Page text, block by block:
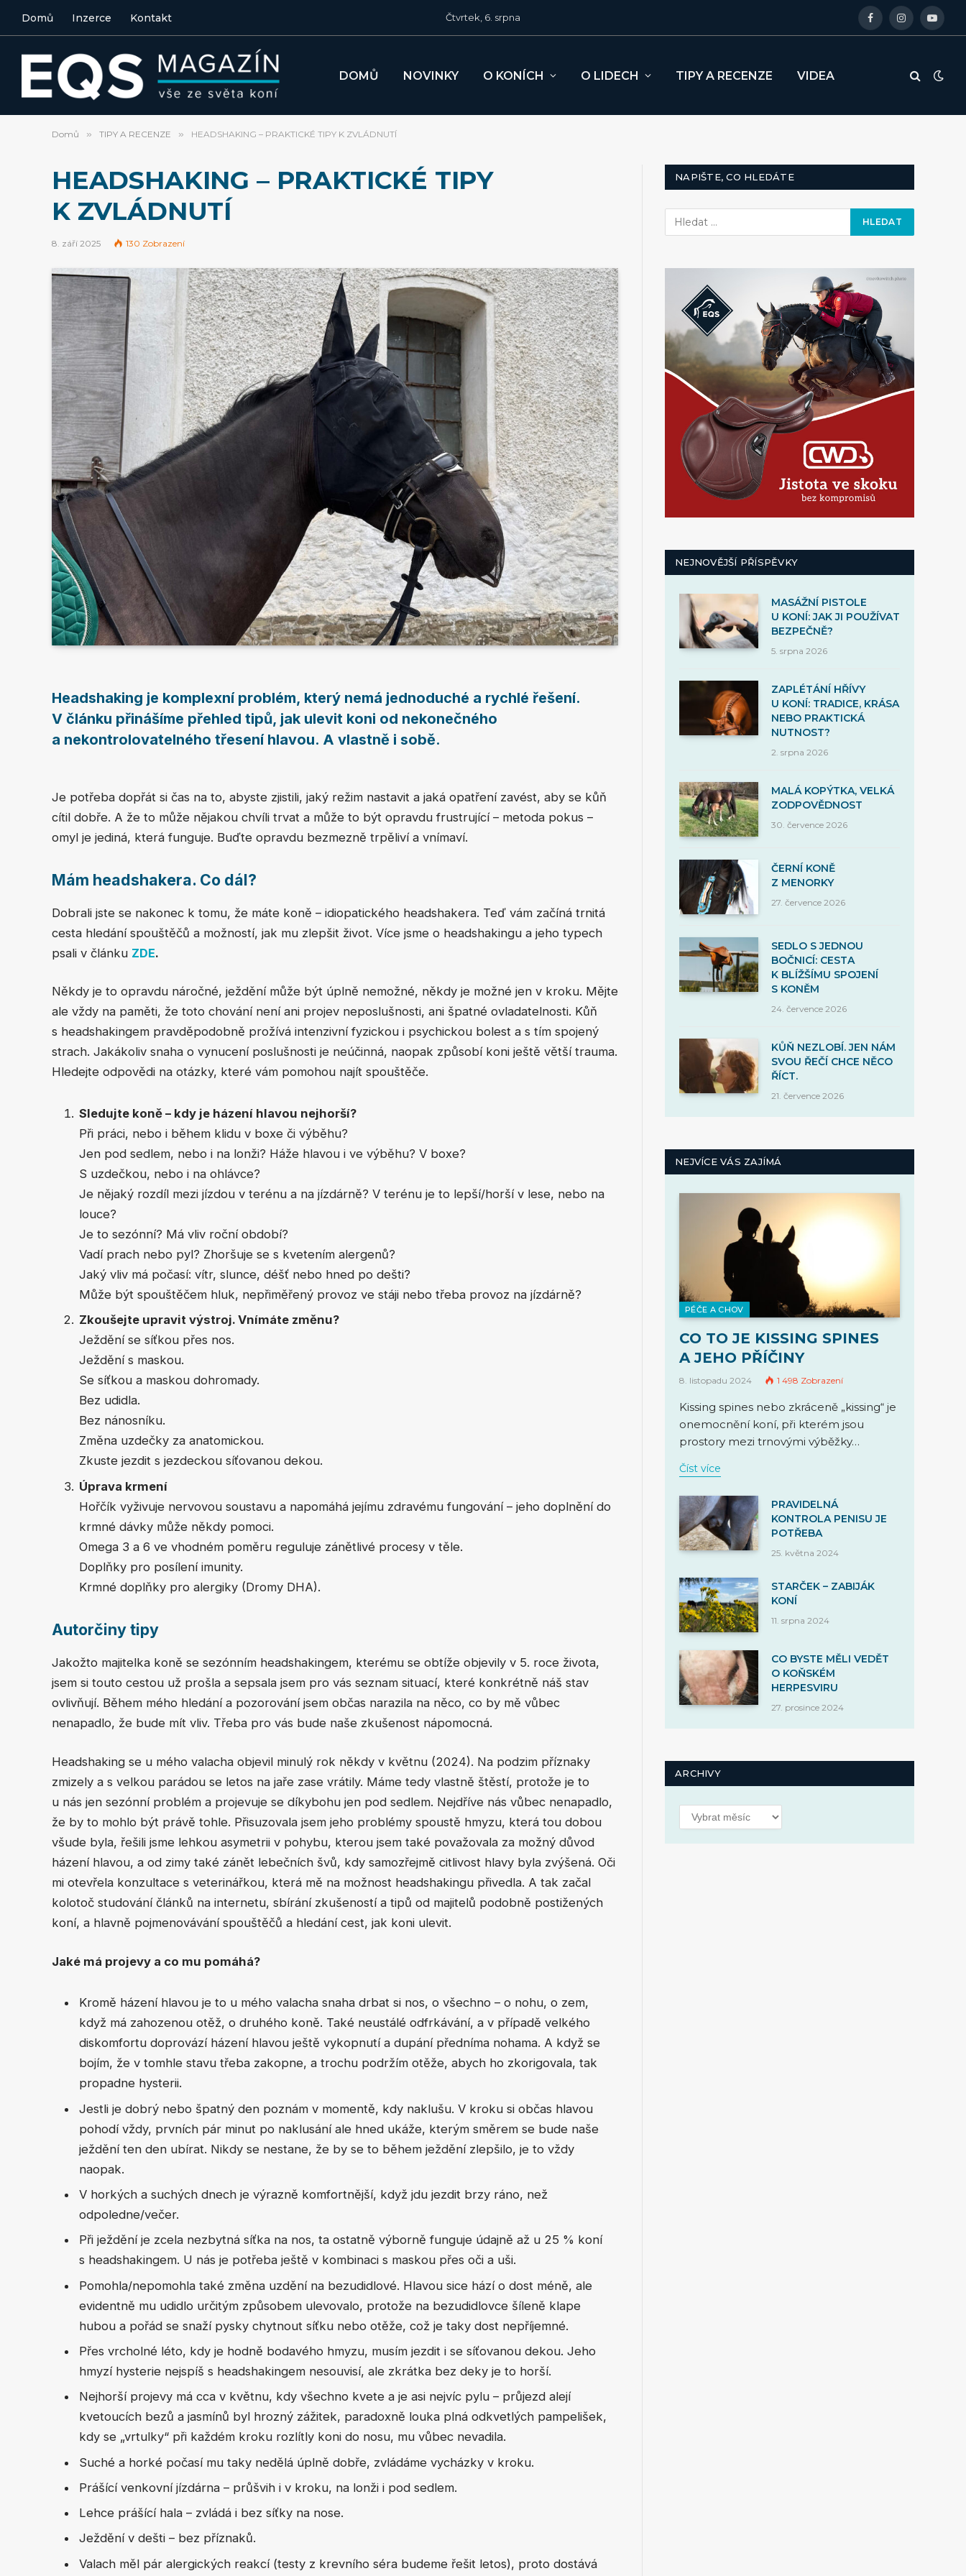
Domů Inzerce Kontakt Čtvrtek, 6. srpna FacebookInstagram
DOMŮ NOVINKY O KONÍCH O LIDECH TIPY A RECENZE VIDEA
Domů » TIPY A RECENZE » HEADSHAKING – PRAKTICKÉ TIPY K ZVLÁDNUTÍ
HEADSHAKING – PRAKTICKÉ TIPY
K ZVLÁDNUTÍ
8. září 2025 130 Zobrazení
Headshaking je komplexní problém, který nemá jednoduché a rychlé řešení.
V článku přinášíme přehled tipů, jak ulevit koni od nekonečného
a nekontrolovatelného třesení hlavou. A vlastně i sobě.
Je potřeba dopřát si čas na to, abyste zjistili, jaký režim nastavit a jaká opatření zavést, aby se kůň
cítil dobře. A že to může nějakou chvíli trvat a může to být opravdu frustrující – metoda pokus –
omyl je jediná, která funguje. Buďte opravdu bezmezně trpěliví a vnímaví.
Mám headshakera. Co dál?
Dobrali jste se nakonec k tomu, že máte koně – idiopatického headshakera. Teď vám začíná trnitá
cesta hledání spouštěčů a možností, jak mu zlepšit život. Více jsme o headshakingu a jeho typech
psali v článku ZDE.
Někdy je to opravdu náročné, ježdění může být úplně nemožné, někdy je možné jen v kroku. Mějte
ale vždy na paměti, že toto chování není ani projev neposlušnosti, ani špatné ovladatelnosti. Kůň
s headshakingem pravděpodobně prožívá intenzivní fyzickou i psychickou bolest a s tím spojený
strach. Jakákoliv snaha o vynucení poslušnosti je neúčinná, naopak způsobí koni ještě větší trauma.
Hledejte odpovědi na otázky, které vám pomohou najít spouštěče.
Sledujte koně – kdy je házení hlavou nejhorší?
Při práci, nebo i během klidu v boxe či výběhu?
Jen pod sedlem, nebo i na lonži? Háže hlavou i ve výběhu? V boxe?
S uzdečkou, nebo i na ohlávce?
Je nějaký rozdíl mezi jízdou v terénu a na jízdárně? V terénu je to lepší/horší v lese, nebo na
louce?
Je to sezónní? Má vliv roční období?
Vadí prach nebo pyl? Zhoršuje se s kvetením alergenů?
Jaký vliv má počasí: vítr, slunce, déšť nebo hned po dešti?
Může být spouštěčem hluk, nepřiměřený provoz ve stáji nebo třeba provoz na jízdárně?
Zkoušejte upravit výstroj. Vnímáte změnu?
Ježdění se síťkou přes nos.
Ježdění s maskou.
Se síťkou a maskou dohromady.
Bez udidla.
Bez nánosníku.
Změna uzdečky za anatomickou.
Zkuste jezdit s jezdeckou síťovanou dekou.
Úprava krmení
Hořčík vyživuje nervovou soustavu a napomáhá jejímu zdravému fungování – jeho doplnění do
krmné dávky může někdy pomoci.
Omega 3 a 6 ve vhodném poměru reguluje zánětlivé procesy v těle.
Doplňky pro posílení imunity.
Krmné doplňky pro alergiky (Dromy DHA).
Autorčiny tipy
Jakožto majitelka koně se sezónním headshakingem, kterému se obtíže objevily v 5. roce života,
jsem si touto cestou už prošla a sepsala jsem pro vás seznam situací, které konkrétně náš stav
ovlivňují. Během mého hledání a pozorování jsem občas narazila na něco, co by mě vůbec
nenapadlo, že bude mít vliv. Třeba pro vás bude naše zkušenost nápomocná.
Headshaking se u mého valacha objevil minulý rok někdy v květnu (2024). Na podzim příznaky
zmizely a s velkou parádou se letos na jaře zase vrátily. Máme tedy vlastně štěstí, protože je to
u nás jen sezónní problém a projevuje se díkybohu jen pod sedlem. Nejdříve nás vůbec nenapadlo,
že by to mohlo být právě tohle. Přisuzovala jsem jeho problémy spoustě hmyzu, která tou dobou
všude byla, řešili jsme lehkou asymetrii v pohybu, kterou jsem také považovala za možný důvod
házení hlavou, a od zimy také zánět lebečních švů, kdy samozřejmě citlivost hlavy byla zvýšená. Oči
mi otevřela konzultace s veterinářkou, která mě na možnost headshakingu přivedla. A tak začal
kolotoč studování článků na internetu, sbírání zkušeností a tipů od majitelů podobně postižených
koní, a hlavně pojmenovávání spouštěčů a hledání cest, jak koni ulevit.
Jaké má projevy a co mu pomáhá?
Kromě házení hlavou je to u mého valacha snaha drbat si nos, o všechno – o nohu, o zem,
když má zahozenou otěž, o druhého koně. Také neustálé odfrkávání, a v případě velkého
diskomfortu doprovází házení hlavou ještě vykopnutí a dupání předníma nohama. A když se
bojím, že v tomhle stavu třeba zakopne, a trochu podržím otěže, abych ho zkorigovala, tak
propadne hysterii.
Jestli je dobrý nebo špatný den poznám v momentě, kdy naklušu. V kroku si občas hlavou
pohodí vždy, prvních pár minut po naklusání ale hned ukáže, kterým směrem se bude naše
ježdění ten den ubírat. Nikdy se nestane, že by se to během ježdění zlepšilo, je to vždy
naopak.
V horkých a suchých dnech je výrazně komfortnější, když jdu jezdit brzy ráno, než
odpoledne/večer.
Při ježdění je zcela nezbytná síťka na nos, ta ostatně výborně funguje údajně až u 25 % koní
s headshakingem. U nás je potřeba ještě v kombinaci s maskou přes oči a uši.
Pomohla/nepomohla také změna uzdění na bezudidlové. Hlavou sice hází o dost méně, ale
evidentně mu udidlo určitým způsobem ulevovalo, protože na bezudidlovce šíleně klape
hubou a pořád se snaží pysky chytnout síťku nebo otěže, což je taky dost nepříjemné.
Přes vrcholné léto, kdy je hodně bodavého hmyzu, musím jezdit i se síťovanou dekou. Jeho
hmyzí hysterie nejspíš s headshakingem nesouvisí, ale zkrátka bez deky je to horší.
Nejhorší projevy má cca v květnu, kdy všechno kvete a je asi nejvíc pylu – průjezd alejí
kvetoucích bezů a jasmínů byl hrozný zážitek, paradoxně louka plná odkvetlých pampelišek,
kdy se „vrtulky“ při každém kroku rozlítly koni do nosu, mu vůbec nevadila.
Suché a horké počasí mu taky nedělá úplně dobře, zvládáme vycházky v kroku.
Prášící venkovní jízdárna – průšvih i v kroku, na lonži i pod sedlem.
Lehce prášící hala – zvládá i bez síťky na nose.
Ježdění v dešti – bez příznaků.
Valach měl pár alergických reakcí (testy z krevního séra budeme řešit letos), proto dostává
NAPIŠTE, CO HLEDÁTE
NEJNOVĚJŠÍ PŘÍSPĚVKY
MASÁŽNÍ PISTOLE
U KONÍ: JAK JI POUŽÍVAT
BEZPEČNĚ?
5. srpna 2026
ZAPLÉTÁNÍ HŘÍVY
U KONÍ: TRADICE, KRÁSA
NEBO PRAKTICKÁ
NUTNOST?
2. srpna 2026
MALÁ KOPÝTKA, VELKÁ
ZODPOVĚDNOST
30. července 2026
ČERNÍ KONĚ
Z MENORKY
27. července 2026
SEDLO S JEDNOU
BOČNICÍ: CESTA
K BLÍŽŠÍMU SPOJENÍ
S KONĚM
24. července 2026
KŮŇ NEZLOBÍ. JEN NÁM
SVOU ŘEČÍ CHCE NĚCO
ŘÍCT.
21. července 2026
NEJVÍCE VÁS ZAJÍMÁ
PÉČE A CHOV
CO TO JE KISSING SPINES
A JEHO PŘÍČINY
8. listopadu 2024 1 498 Zobrazení
Kissing spines nebo zkráceně „kissing“ je
onemocnění koní, při kterém jsou
prostory mezi trnovými výběžky…
Číst více
PRAVIDELNÁ
KONTROLA PENISU JE
POTŘEBA
25. května 2024
STARČEK – ZABIJÁK
KONÍ
11. srpna 2024
CO BYSTE MĚLI VEDĚT
O KOŇSKÉM
HERPESVIRU
27. prosince 2024
ARCHIVY
Archivy